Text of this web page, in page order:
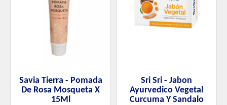
Savia Tierra - Pomada
De Rosa Mosqueta X
15Ml
Sri Sri - Jabon
Ayurvedico Vegetal
Curcuma Y Sandalo